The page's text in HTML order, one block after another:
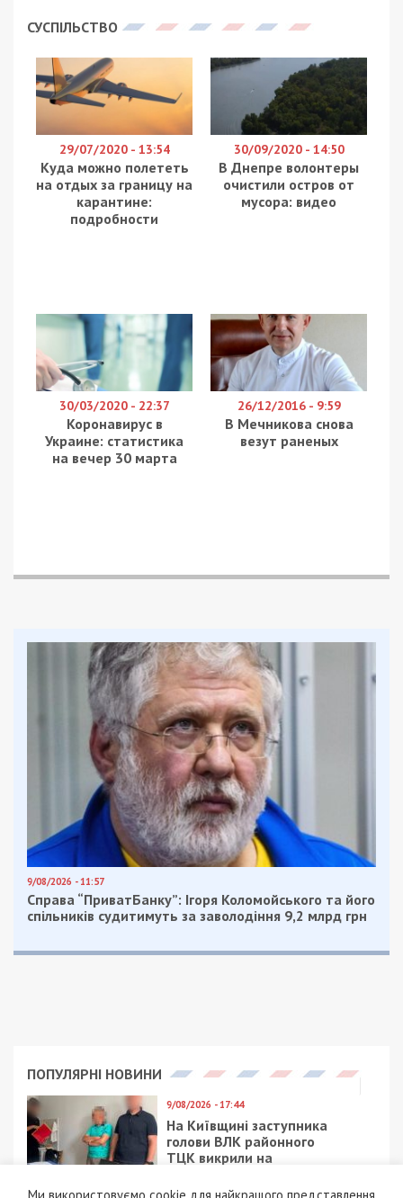
СУСПІЛЬСТВО
29/07/2020 - 13:54
Куда можно полететь
на отдых за границу на
карантине:
подробности
30/09/2020 - 14:50
В Днепре волонтеры
очистили остров от
мусора: видео
30/03/2020 - 22:37
Коронавирус в
Украине: статистика
на вечер 30 марта
26/12/2016 - 9:59
В Мечникова снова
везут раненых
9/08/2026 - 11:57
Справа “ПриватБанку”: Ігоря Коломойського та його
спільників судитимуть за заволодіння 9,2 млрд грн
ПОПУЛЯРНІ НОВИНИ
9/08/2026 - 17:44
На Київщині заступника
голови ВЛК районного
ТЦК викрили на